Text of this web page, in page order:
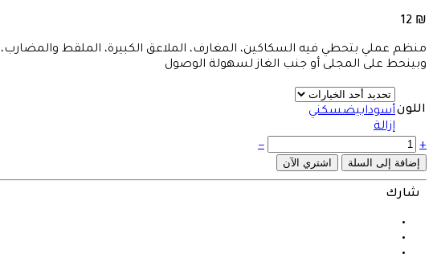
12 ₪
منظم عملي بتحطي فيه السكاكين، المغارف، الملاعق الكبيرة، الملقط والمضارب،
وبينحط على المجلى أو جنب الغاز لسهولة الوصول
اللونأسودابيضسكني
إزالة
منظم
سكاكين
ومعالق
أكريليك
الكمية
+
−
إضافة إلى السلة اشتري الآن
شارك